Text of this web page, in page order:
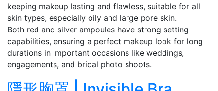
keeping makeup lasting and flawless, suitable for all
skin types, especially oily and large pore skin.
Both red and silver ampoules have strong setting
capabilities, ensuring a perfect makeup look for long
durations in important occasions like weddings,
engagements, and bridal photo shoots.